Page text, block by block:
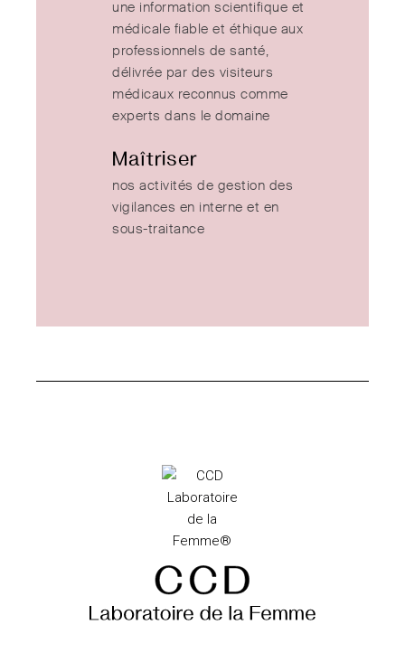
une information scientifique et
médicale fiable et éthique aux
professionnels de santé,
délivrée par des visiteurs
médicaux reconnus comme
experts dans le domaine
Maîtriser
nos activités de gestion des
vigilances en interne et en
sous-traitance